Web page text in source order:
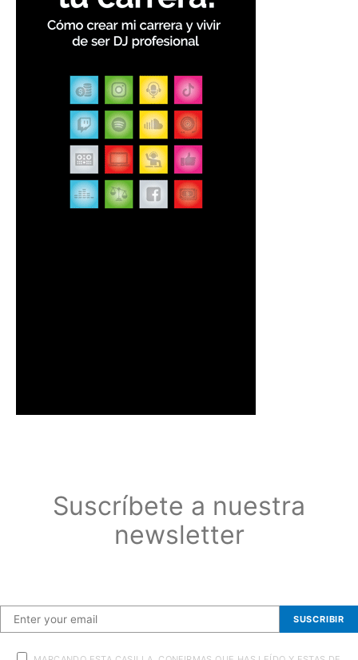
Suscríbete a nuestra
newsletter
SUSCRIBIR